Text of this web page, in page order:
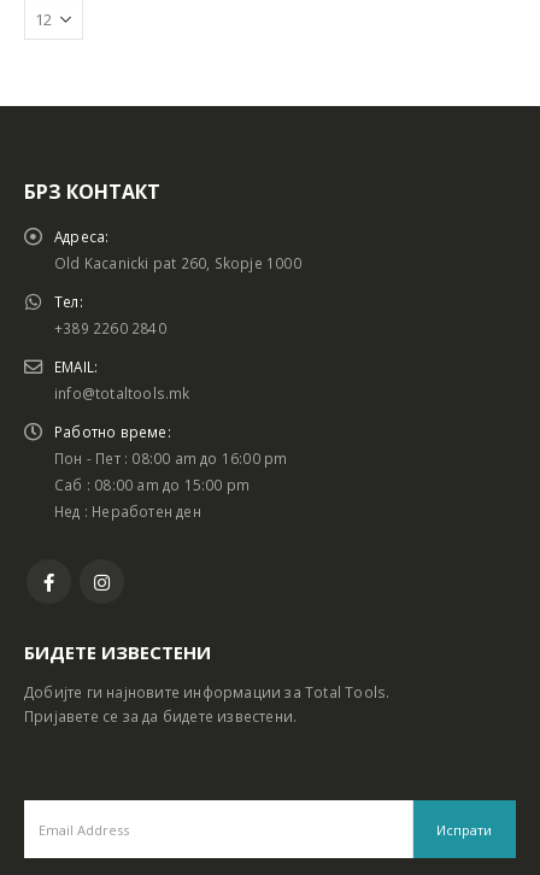
Батериски сет
Батериски сет Ротирачки Чекан и Бормашина 20V
БРЗ КОНТАКТ
Адреса:
Old Kacanicki pat 260, Skopje 1000
Тел:
+389 2260 2840
EMAIL:
info@totaltools.mk
Работно време:
Пон - Пет : 08:00 am до 16:00 pm
Саб : 08:00 am до 15:00 pm
Нед : Неработен ден
БИДЕТЕ ИЗВЕСТЕНИ
Добијте ги најновите информации за Total Tools.
Пријавете се за да бидете известени.